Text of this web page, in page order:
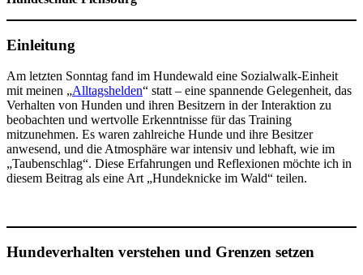
Einleitung
Am letzten Sonntag fand im Hundewald eine Sozialwalk-Einheit
mit meinen „Alltagshelden“ statt – eine spannende Gelegenheit, das
Verhalten von Hunden und ihren Besitzern in der Interaktion zu
beobachten und wertvolle Erkenntnisse für das Training
mitzunehmen. Es waren zahlreiche Hunde und ihre Besitzer
anwesend, und die Atmosphäre war intensiv und lebhaft, wie im
„Taubenschlag“. Diese Erfahrungen und Reflexionen möchte ich in
diesem Beitrag als eine Art „Hundeknicke im Wald“ teilen.
Hundeverhalten verstehen und Grenzen setzen